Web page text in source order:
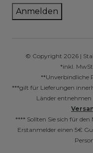
Anmelden
© Copyright 2026 |
*inkl.
**Unverbindliche
***gilt für Lieferungen
Länder entnehmen
**** Sollten Sie sich für
Erstanmelder einen 5€